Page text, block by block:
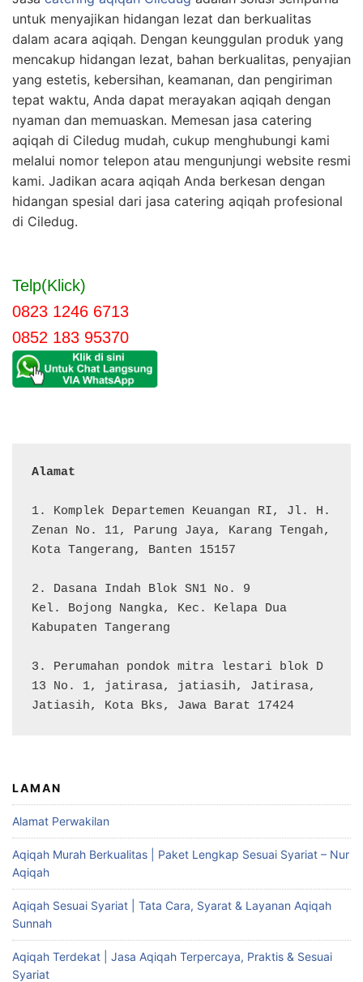
untuk menyajikan hidangan lezat dan berkualitas
dalam acara aqiqah. Dengan keunggulan produk yang
mencakup hidangan lezat, bahan berkualitas, penyajian
yang estetis, kebersihan, keamanan, dan pengiriman
tepat waktu, Anda dapat merayakan aqiqah dengan
nyaman dan memuaskan. Memesan jasa catering
aqiqah di Ciledug mudah, cukup menghubungi kami
melalui nomor telepon atau mengunjungi website resmi
kami. Jadikan acara aqiqah Anda berkesan dengan
hidangan spesial dari jasa catering aqiqah profesional
di Ciledug.
Telp(Klick)
0823 1246 6713
0852 183 95370
Alamat
1. Komplek Departemen Keuangan RI, Jl. H.
Zenan No. 11, Parung Jaya, Karang Tengah,
Kota Tangerang, Banten 15157
2. Dasana Indah Blok SN1 No. 9
Kel. Bojong Nangka, Kec. Kelapa Dua
Kabupaten Tangerang
3. Perumahan pondok mitra lestari blok D
13 No. 1, jatirasa, jatiasih, Jatirasa,
Jatiasih, Kota Bks, Jawa Barat 17424
LAMAN
Alamat Perwakilan
Aqiqah Murah Berkualitas | Paket Lengkap Sesuai Syariat – Nur
Aqiqah
Aqiqah Sesuai Syariat | Tata Cara, Syarat & Layanan Aqiqah
Sunnah
Aqiqah Terdekat | Jasa Aqiqah Terpercaya, Praktis & Sesuai
Syariat